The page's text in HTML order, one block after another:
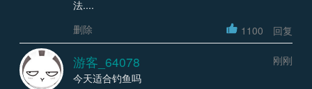
法....
删除
1100 回复
游客_64078
刚刚
今天适合钓鱼吗